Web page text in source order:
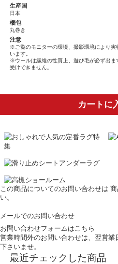
生産国
日本
梱包
丸巻き
注意
※ご覧のモニターの環境、撮影環境により
います。
※ウールは繊維の性質上、遊び毛が必ず出ま
受けできません。
カートに
この商品についてのお問い合わせは
い。
メールでのお問い合わせ
お問い合わせフォームはこちら
営業時間外のお問い合わせは、翌営
下さいませ。
最近チェックした商品